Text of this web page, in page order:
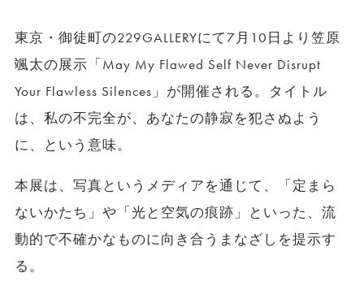
東京・御徒町の229GALLERYにて7月10日より笠原
颯太の展示「May My Flawed Self Never Disrupt
Your Flawless Silences」が開催される。タイトル
は、私の不完全が、あなたの静寂を犯さぬよう
に、という意味。
本展は、写真というメディアを通じて、「定まら
ないかたち」や「光と空気の痕跡」といった、流
動的で不確かなものに向き合うまなざしを提示す
る。